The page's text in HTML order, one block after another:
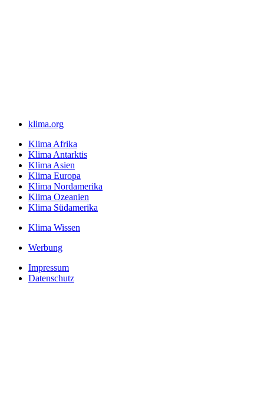
klima.org
Klima Afrika
Klima Antarktis
Klima Asien
Klima Europa
Klima Nordamerika
Klima Ozeanien
Klima Südamerika
Klima Wissen
Werbung
Impressum
Datenschutz